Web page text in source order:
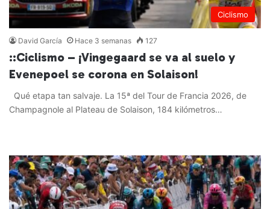
Ciclismo
David García Hace 3 semanas 127
::Ciclismo – ¡Vingegaard se va al suelo y
Evenepoel se corona en Solaison!
Qué etapa tan salvaje. La 15ª del Tour de Francia 2026, de
Champagnole al Plateau de Solaison, 184 kilómetros…